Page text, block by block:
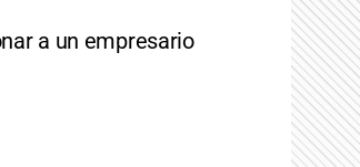
a un empresario